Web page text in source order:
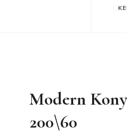
Modern
200\60